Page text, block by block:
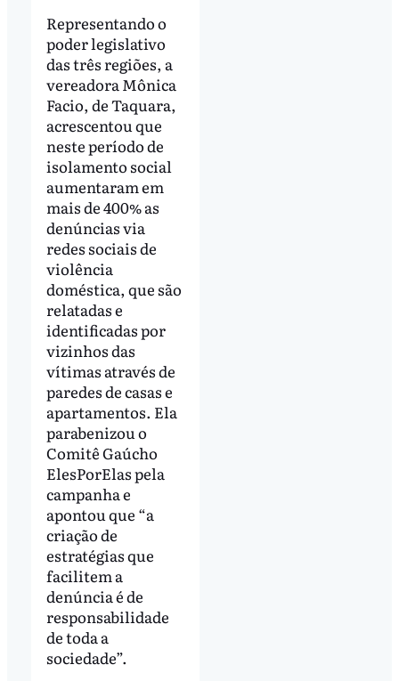
Representando o
poder legislativo
das três regiões, a
vereadora Mônica
Facio, de Taquara,
acrescentou que
neste período de
isolamento social
aumentaram em
mais de 400% as
denúncias via
redes sociais de
violência
doméstica, que são
relatadas e
identificadas por
vizinhos das
vítimas através de
paredes de casas e
apartamentos. Ela
parabenizou o
Comitê Gaúcho
ElesPorElas pela
campanha e
apontou que “a
criação de
estratégias que
facilitem a
denúncia é de
responsabilidade
de toda a
sociedade”.